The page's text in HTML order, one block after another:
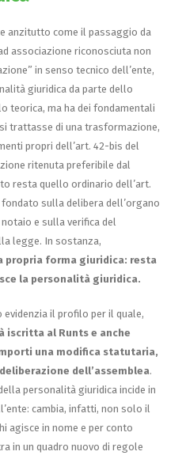
anzitutto come il passaggio da
associazione riconosciuta non
in senso tecnico dell’ente,
giuridica da parte dello
teorica, ma ha dei fondamentali
trattasse di una trasformazione,
propri dell’art. 42-bis del
ritenuta preferibile dal
resta quello ordinario dell’art.
fondato sulla delibera dell’organo
e sulla verifica del
legge. In sostanza,
propria forma giuridica: resta
la personalità giuridica.
il profilo per il quale,
iscritta al Runts e anche
una modifica statutaria,
dell’assemblea.
personalità giuridica incide in
cambia, infatti, non solo il
agisce in nome e per conto
in un quadro nuovo di regole